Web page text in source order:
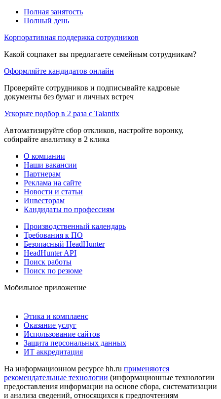
Полная занятость
Полный день
Корпоративная поддержка сотрудников
Какой соцпакет вы предлагаете семейным сотрудникам?
Оформляйте кандидатов онлайн
Проверяйте сотрудников и подписывайте кадровые
документы без бумаг и личных встреч
Ускорьте подбор в 2 раза с Talantix
Автоматизируйте сбор откликов, настройте воронку,
собирайте аналитику в 2 клика
О компании
Наши вакансии
Партнерам
Реклама на сайте
Новости и статьи
Инвесторам
Кандидаты по профессиям
Производственный календарь
Требования к ПО
Безопасный HeadHunter
HeadHunter API
Поиск работы
Поиск по резюме
Мобильное приложение
Этика и комплаенс
Оказание услуг
Использование сайтов
Защита персональных данных
ИТ аккредитация
На информационном ресурсе hh.ru применяются
рекомендательные технологии (информационные технологии
предоставления информации на основе сбора, систематизации
и анализа сведений, относящихся к предпочтениям